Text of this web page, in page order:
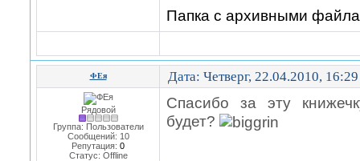
Папка с архивными
ФЕя Дата: Четверг, 22.04.2010,
Рядовой
Группа: Пользователи
Сообщений: 10
Репутация: 0
Статус: Offline
Спасибо за эту
будет?